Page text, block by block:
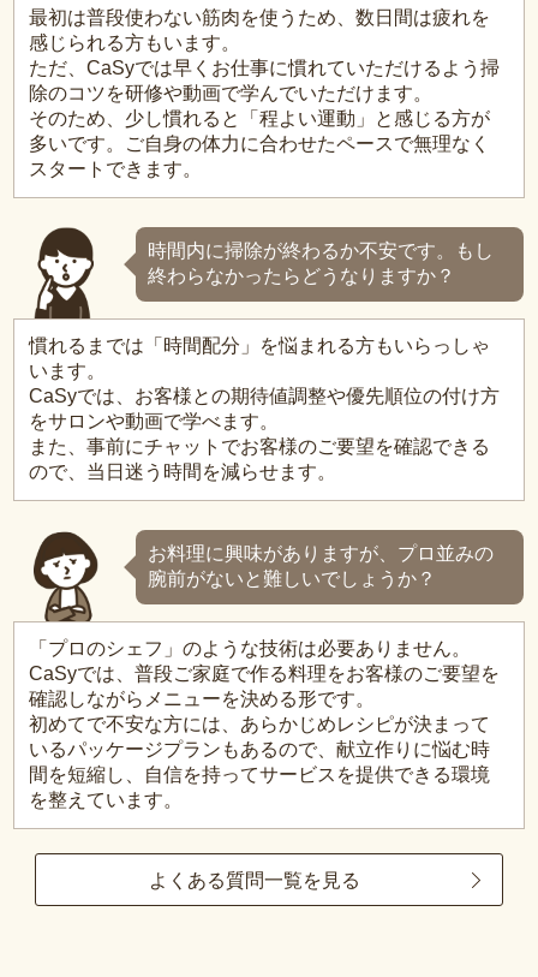
最初は普段使わない筋肉を使うため、数日間は疲れを
感じられる方もいます。
ただ、CaSyでは早くお仕事に慣れていただけるよう掃
除のコツを研修や動画で学んでいただけます。
そのため、少し慣れると「程よい運動」と感じる方が
多いです。ご自身の体力に合わせたペースで無理なく
スタートできます。
時間内に掃除が終わるか不安です。もし
終わらなかったらどうなりますか？
慣れるまでは「時間配分」を悩まれる方もいらっしゃ
います。
CaSyでは、お客様との期待値調整や優先順位の付け方
をサロンや動画で学べます。
また、事前にチャットでお客様のご要望を確認できる
ので、当日迷う時間を減らせます。
お料理に興味がありますが、プロ並みの
腕前がないと難しいでしょうか？
「プロのシェフ」のような技術は必要ありません。
CaSyでは、普段ご家庭で作る料理をお客様のご要望を
確認しながらメニューを決める形です。
初めてで不安な方には、あらかじめレシピが決まって
いるパッケージプランもあるので、献立作りに悩む時
間を短縮し、自信を持ってサービスを提供できる環境
を整えています。
よくある質問一覧を見る